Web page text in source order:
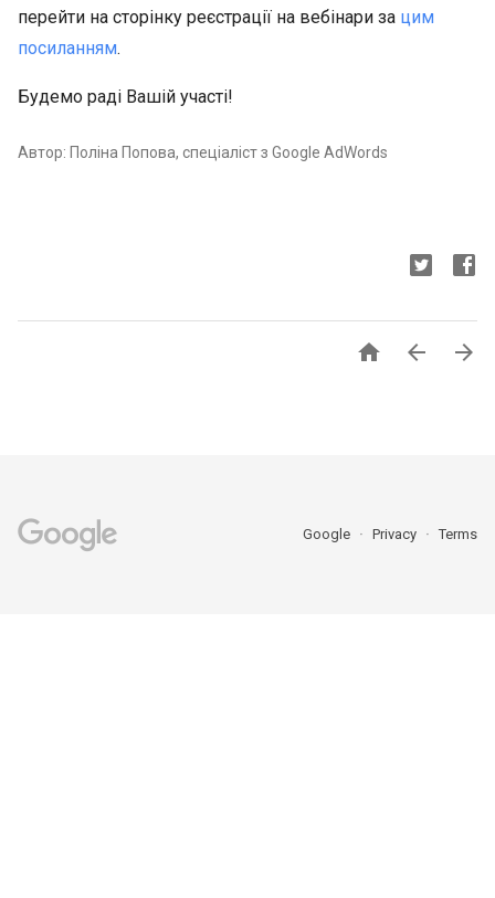
перейти на сторінку реєстрації на вебінари за цим
посиланням.
Будемо раді Вашій участі!
Автор: Поліна Попова, спеціаліст з Google AdWords
  
Google Privacy Terms